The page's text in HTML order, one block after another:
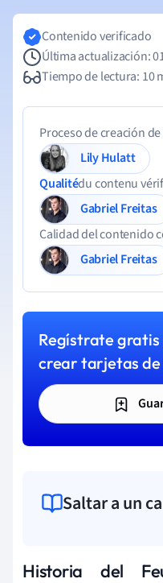
Contenido verificado
Última actualización:
Tiempo de lectura: 10
Proceso de creación
Lily Hulatt
Qualitédu contenu
Gabriel Freitas
Calidad del contenido
Gabriel Freitas
Regístrate
crear tarjetas
Saltar a un
Historia del